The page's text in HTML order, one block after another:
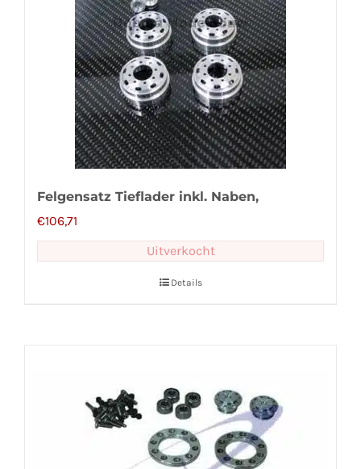
Felgensatz Tieflader inkl. Naben,
€106,71
Uitverkocht
Details